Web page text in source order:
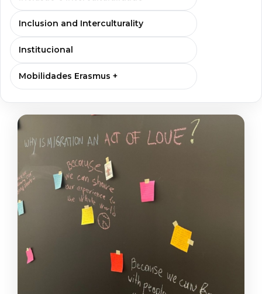
Inclusion and Interculturality
Institucional
Mobilidades Erasmus +